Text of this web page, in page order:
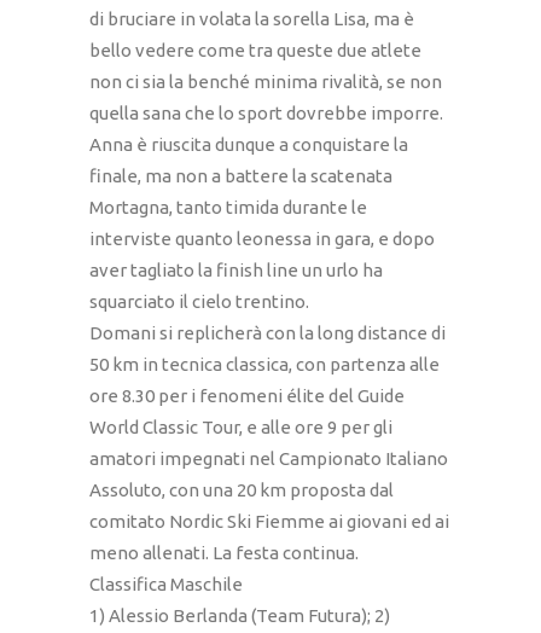
di bruciare in volata la sorella Lisa, ma è
bello vedere come tra queste due atlete
non ci sia la benché minima rivalità, se non
quella sana che lo sport dovrebbe imporre.
Anna è riuscita dunque a conquistare la
finale, ma non a battere la scatenata
Mortagna, tanto timida durante le
interviste quanto leonessa in gara, e dopo
aver tagliato la finish line un urlo ha
squarciato il cielo trentino.
Domani si replicherà con la long distance di
50 km in tecnica classica, con partenza alle
ore 8.30 per i fenomeni élite del Guide
World Classic Tour, e alle ore 9 per gli
amatori impegnati nel Campionato Italiano
Assoluto, con una 20 km proposta dal
comitato Nordic Ski Fiemme ai giovani ed ai
meno allenati. La festa continua.
Classifica Maschile
1) Alessio Berlanda (Team Futura); 2)